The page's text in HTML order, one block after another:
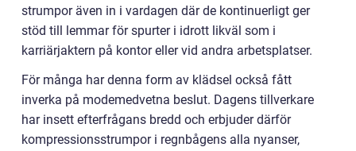
strumpor även in i vardagen där de kontinuerligt ger
stöd till lemmar för spurter i idrott likväl som i
karriärjaktern på kontor eller vid andra arbetsplatser.
För många har denna form av klädsel också fått
inverka på modemedvetna beslut. Dagens tillverkare
har insett efterfrågans bredd och erbjuder därför
kompressionsstrumpor i regnbågens alla nyanser,